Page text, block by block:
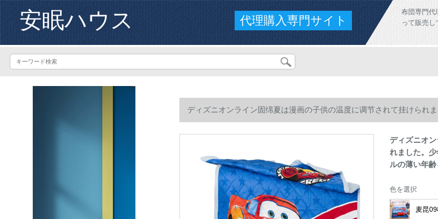
安眠ハウス 代理購入専門サイト
布団専門代
って販売
ディズニオンライン固绵夏は漫画の子供の温度に调节されて挂けられ
1.5*2メトルの薄い年齢を洗濯します。138道路のレレス150*200
ディズニオ
れました。
ルの薄い年
色を選択
麦昆